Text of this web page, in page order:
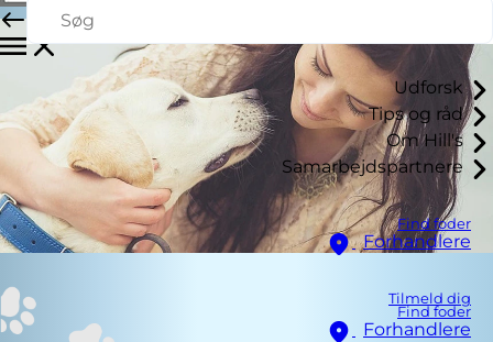
Udforsk
Tips og råd
Om Hill's
Samarbejdspartnere
Find foder
Forhandlere
Tilmeld dig
Find foder
Forhandlere